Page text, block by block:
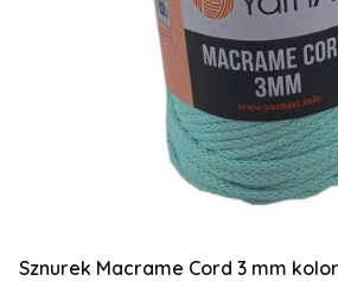
Sznurek Macrame Cord 3 mm